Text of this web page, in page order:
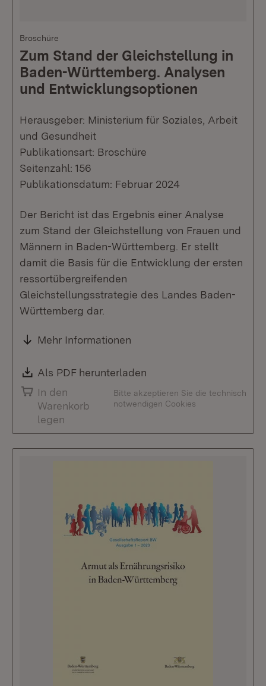
Broschüre
Zum Stand der Gleichstellung in
Baden-Württemberg. Analysen
und Entwicklungsoptionen
Herausgeber: Ministerium für Soziales, Arbeit
und Gesundheit
Publikationsart: Broschüre
Seitenzahl: 156
Publikationsdatum: Februar 2024
Der Bericht ist das Ergebnis einer Analyse
zum Stand der Gleichstellung von Frauen und
Männern in Baden-Württemberg. Er stellt
damit die Basis für die Entwicklung der ersten
ressortübergreifenden
Gleichstellungsstrategie des Landes Baden-
Württemberg dar.
Mehr Informationen
Download:
Als PDF herunterladen
In den
Warenkorb
legen
Bitte akzeptieren Sie die technisch
notwendigen Cookies